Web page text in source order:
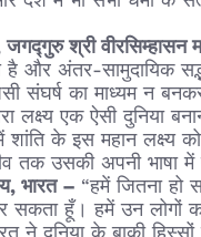
जगद्गुरु श्री वीरसिम्हासन
और अंतर-सामुदायिक
संघर्ष का माध्यम न
लक्ष्य एक ऐसी दुनिया
शांति के इस महान
तक उसकी अपनी भाषा
भारत – “हमें जितना हो
सकता हूँ। हमें उन लोगों